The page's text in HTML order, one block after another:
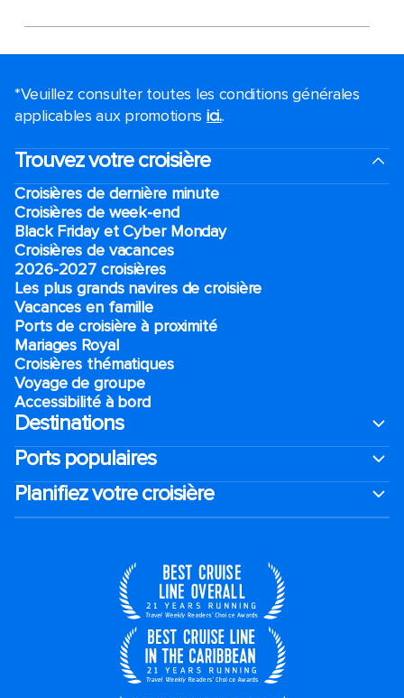
*Veuillez consulter toutes les conditions générales
applicables aux promotions ici..
Trouvez votre croisière
Croisières de dernière minute
Croisières de week-end
Black Friday et Cyber Monday
Croisières de vacances
2026-2027 croisières
Les plus grands navires de croisière
Vacances en famille
Ports de croisière à proximité
Mariages Royal
Croisières thématiques
Voyage de groupe​
Accessibilité à bord​
Destinations
Ports populaires
Planifiez votre croisière